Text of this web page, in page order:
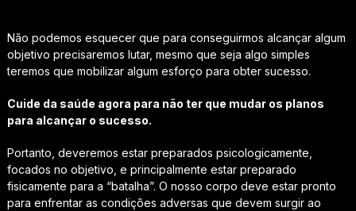
Não podemos esquecer que para conseguirmos alcançar algum
objetivo precisaremos lutar, mesmo que seja algo simples
teremos que mobilizar algum esforço para obter sucesso.
Cuide da saúde agora para não ter que mudar os planos
para alcançar o sucesso.
Portanto, deveremos estar preparados psicologicamente,
focados no objetivo, e principalmente estar preparado
fisicamente para a “batalha”. O nosso corpo deve estar pronto
para enfrentar as condições adversas que devem surgir ao